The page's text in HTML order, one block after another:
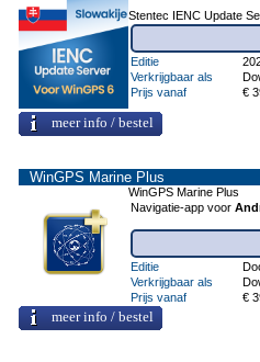
Stentec IENC Update
Editie
Verkrijgbaar als
Prijs vanaf
€
meer info / bestel
WinGPS Marine Plus
WinGPS Marine Plus
Navigatie-app voor
Editie
Verkrijgbaar als
Prijs vanaf
€
meer info / bestel